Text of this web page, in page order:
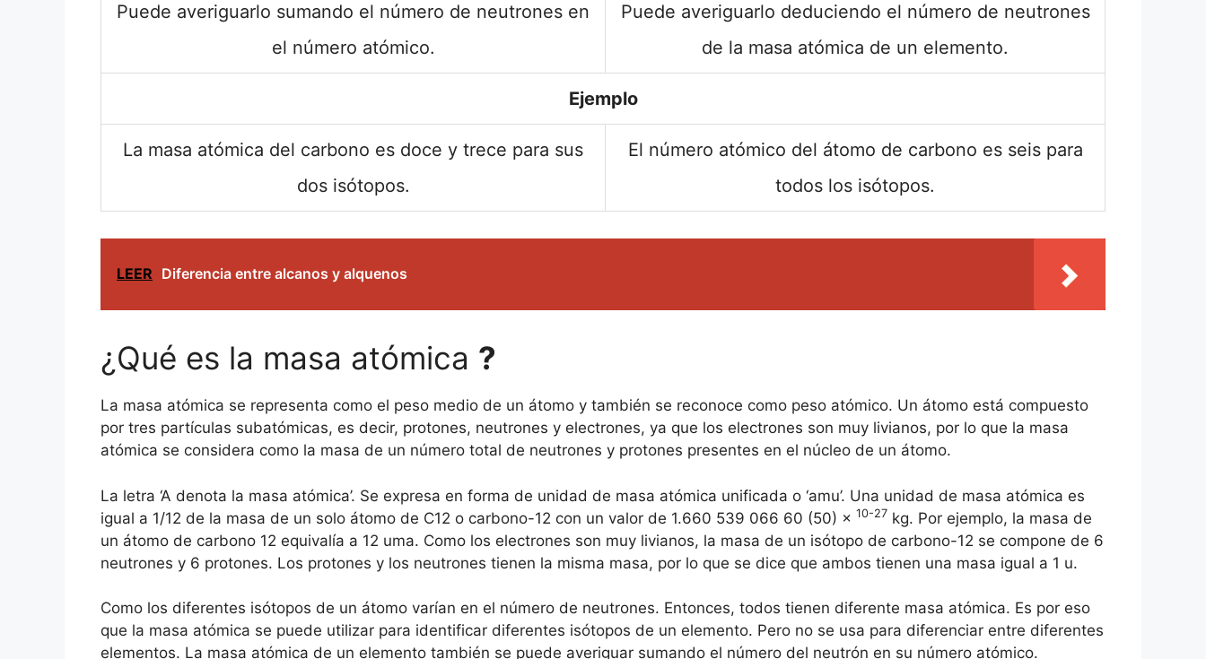
Puede averiguarlo sumando el número de neutrones en
el número atómico.
Puede averiguarlo deduciendo el número de neutrones
de la masa atómica de un elemento.
Ejemplo
La masa atómica del carbono es doce y trece para sus
dos isótopos.
El número atómico del átomo de carbono es seis para
todos los isótopos.
LEER Diferencia entre alcanos y alquenos
¿Qué es la masa atómica ?
La masa atómica se representa como el peso medio de un átomo y también se reconoce como peso atómico. Un átomo está compuesto
por tres partículas subatómicas, es decir, protones, neutrones y electrones, ya que los electrones son muy livianos, por lo que la masa
atómica se considera como la masa de un número total de neutrones y protones presentes en el núcleo de un átomo.
La letra ‘A denota la masa atómica’. Se expresa en forma de unidad de masa atómica unificada o ‘amu’. Una unidad de masa atómica es
igual a 1/12 de la masa de un solo átomo de C12 o carbono-12 con un valor de 1.660 539 066 60 (50) × 10-27 kg. Por ejemplo, la masa de
un átomo de carbono 12 equivalía a 12 uma. Como los electrones son muy livianos, la masa de un isótopo de carbono-12 se compone de 6
neutrones y 6 protones. Los protones y los neutrones tienen la misma masa, por lo que se dice que ambos tienen una masa igual a 1 u.
Como los diferentes isótopos de un átomo varían en el número de neutrones. Entonces, todos tienen diferente masa atómica. Es por eso
que la masa atómica se puede utilizar para identificar diferentes isótopos de un elemento. Pero no se usa para diferenciar entre diferentes
elementos. La masa atómica de un elemento también se puede averiguar sumando el número del neutrón en su número atómico.